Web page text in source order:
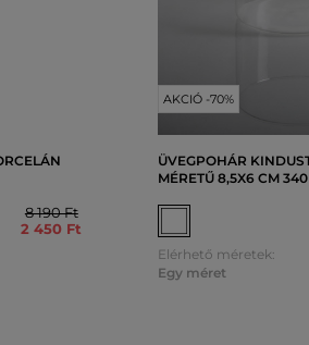
8 190 Ft
2 450 Ft
AKCIÓ -70%
ÜVEGPOHÁR
MÉRETŰ 8,5X6 CM
Elérhető méretek:
Egy méret